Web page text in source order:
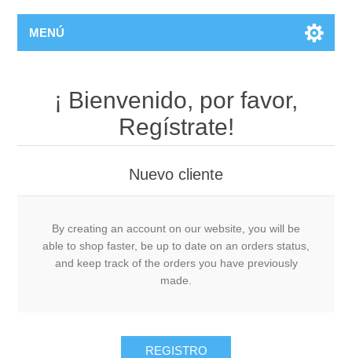
MENÚ
¡ Bienvenido, por favor,
Regístrate!
Nuevo cliente
By creating an account on our website, you will be
able to shop faster, be up to date on an orders status,
and keep track of the orders you have previously
made.
REGISTRO